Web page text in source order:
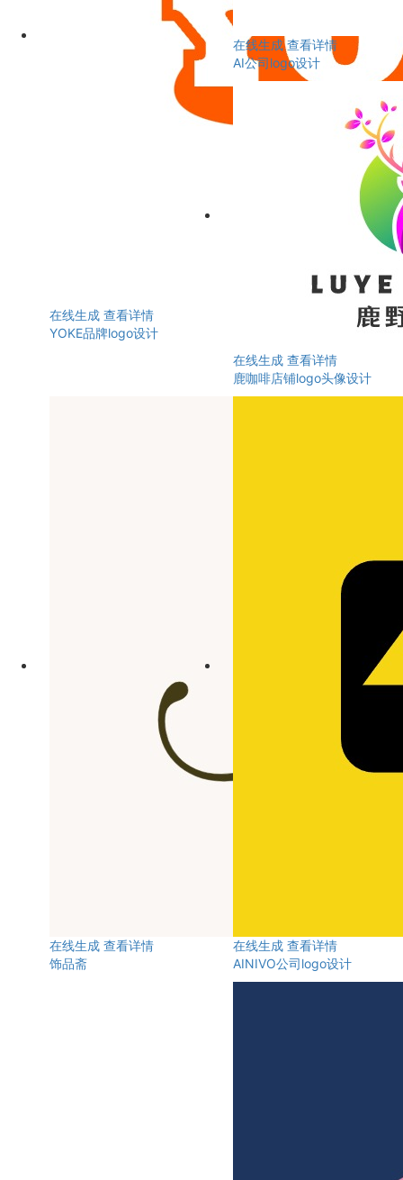
在线生成 查看详情
YOKE品牌logo设计
在线生成 查看详情
AI公司logo设计
在线生成 查看详情
鹿咖啡店铺logo头像设计
在线生成 查看详情
饰品斋
在线生成 查看详情
AINIVO公司logo设计